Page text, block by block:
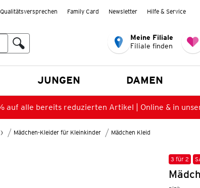
Qualitätsversprechen Family Card Newsletter Hilfe & Service
Meine Filiale
Filiale finden
JUNGEN DAMEN
auf alle bereits reduzierten Artikel | Online & in
Mädchen-Kleider für Kleinkinder Mädchen Kleid
3 für 2